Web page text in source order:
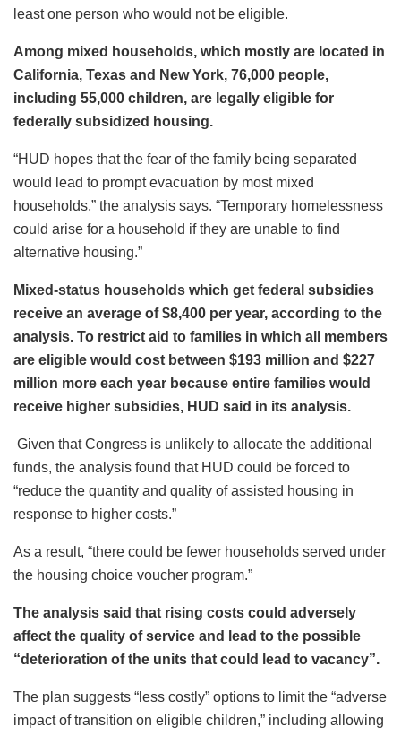
least one person who would not be eligible.
Among mixed households, which mostly are located in
California, Texas and New York, 76,000 people,
including 55,000 children, are legally eligible for
federally subsidized housing.
“HUD hopes that the fear of the family being separated
would lead to prompt evacuation by most mixed
households,” the analysis says. “Temporary homelessness
could arise for a household if they are unable to find
alternative housing.”
Mixed-status households which get federal subsidies
receive an average of $8,400 per year, according to the
analysis. To restrict aid to families in which all members
are eligible would cost between $193 million and $227
million more each year because entire families would
receive higher subsidies, HUD said in its analysis.
Given that Congress is unlikely to allocate the additional
funds, the analysis found that HUD could be forced to
“reduce the quantity and quality of assisted housing in
response to higher costs.”
As a result, “there could be fewer households served under
the housing choice voucher program.”
The analysis said that rising costs could adversely
affect the quality of service and lead to the possible
“deterioration of the units that could lead to vacancy”.
The plan suggests “less costly” options to limit the “adverse
impact of transition on eligible children,” including allowing